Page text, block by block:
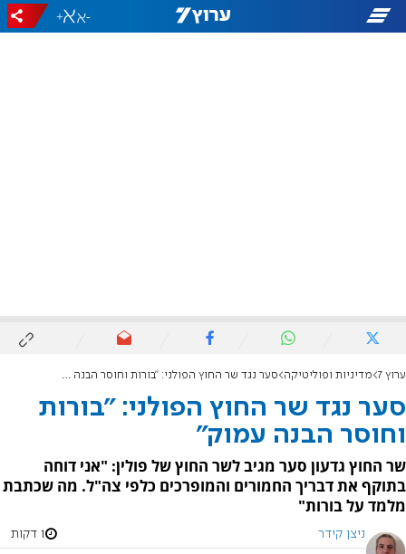
-
+
ערוץ 7 מדיניות ופוליטיקה סער נגד שר החוץ הפולני: "בורות וחוסר הבנה עמוק"
סער נגד שר החוץ הפולני: "בורות
וחוסר הבנה עמוק"
שר החוץ גדעון סער מגיב לשר החוץ של פולין: "אני דוחה
בתוקף את דבריך החמורים והמופרכים כלפי צה"ל. ‏מה שכתבת
מלמד על בורות"
ניצן קידר 1 דקות